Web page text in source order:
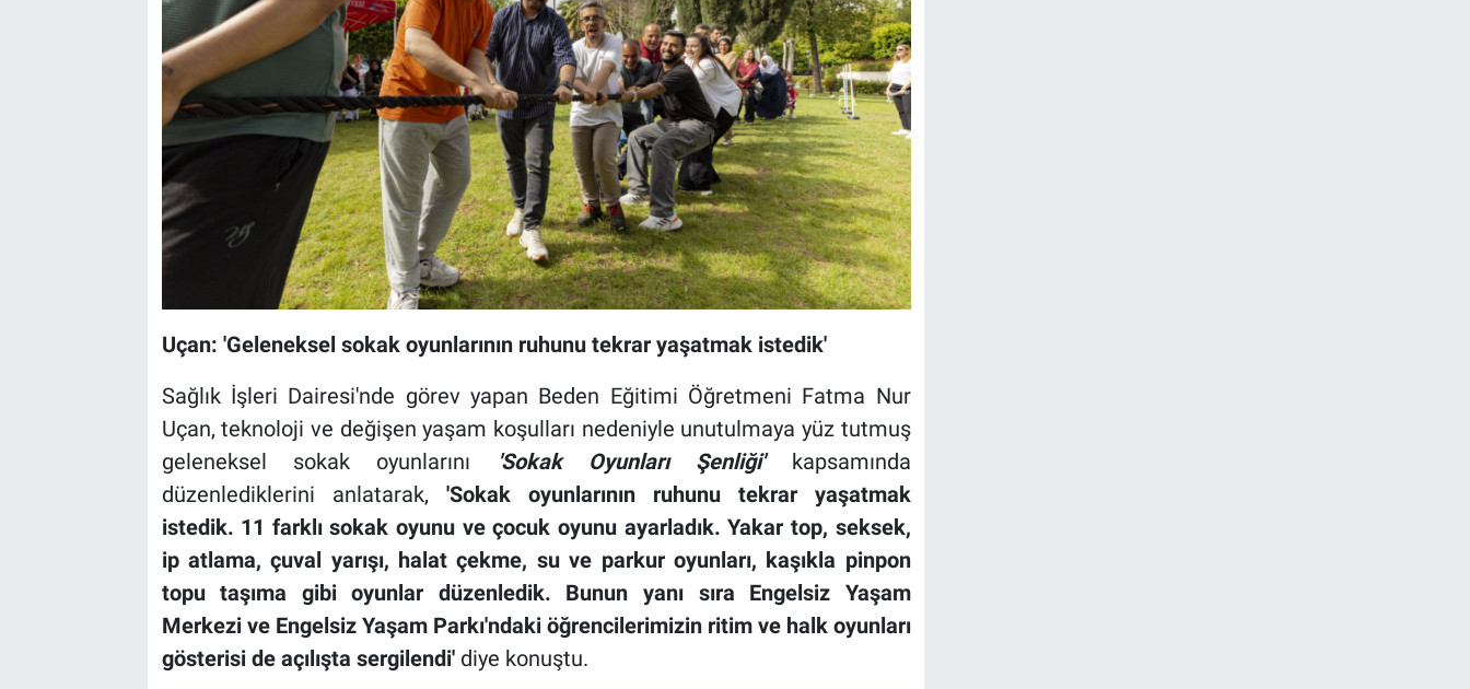
Uçan: 'Geleneksel sokak oyunlarının ruhunu tekrar yaşatmak istedik'
Sağlık İşleri Dairesi'nde görev yapan Beden Eğitimi Öğretmeni Fatma Nur
Uçan, teknoloji ve değişen yaşam koşulları nedeniyle unutulmaya yüz tutmuş
geleneksel sokak oyunlarını
'Sokak Oyunları Şenliği'kapsamında
düzenlediklerini anlatarak, 'Sokak oyunlarının ruhunu tekrar yaşatmak
istedik. 11 farklı sokak oyunu ve çocuk oyunu ayarladık. Yakar top, seksek,
ip atlama, çuval yarışı, halat çekme, suve parkur oyunları, kaşıkla pinpon
topu taşıma gibi oyunlar düzenledik. Bunun yanı sıra Engelsiz Yaşam
Merkezi ve Engelsiz Yaşam Parkı'ndaki öğrencilerimizin ritim ve halk oyunları
gösterisi de açılışta sergilendi' diye konuştu.